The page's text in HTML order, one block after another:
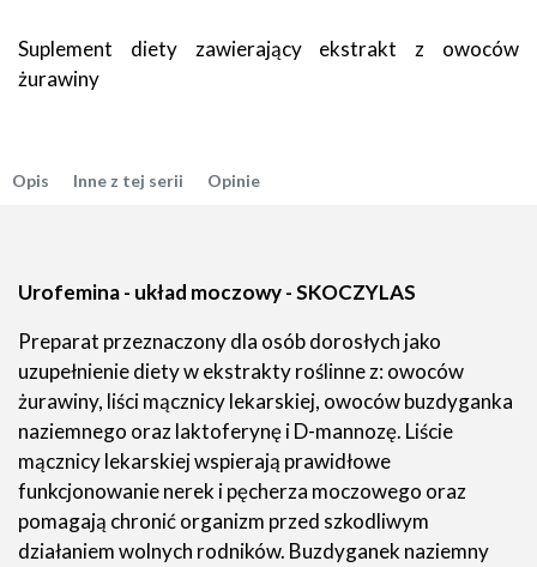
Suplement diety zawierający ekstrakt z owoców
żurawiny
Opis Inne z tej serii Opinie
Urofemina - układ moczowy -SKOCZYLAS
Preparat przeznaczony dla osób dorosłych jako
uzupełnienie diety w ekstrakty roślinne z: owoców
żurawiny, liści mącznicy lekarskiej, owoców buzdyganka
naziemnego oraz laktoferynę i D-mannozę. Liście
mącznicy lekarskiej wspierają prawidłowe
funkcjonowanie nerek i pęcherza moczowego oraz
pomagają chronić organizm przed szkodliwym
działaniem wolnych rodników. Buzdyganek naziemny